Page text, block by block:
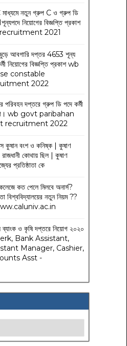
নতুন গ্রুপ C ও গ্রুপ ডি
নিয়োগের বিজ্ঞপ্তি প্রকাশ
2021
আবগারি দপ্তর 4653 শূন্য
নিয়োগের বিজ্ঞপ্তি প্রকাশ wb
constable
2022
পরিবহন দপ্তরে গ্রুপ ডি পদে কর্মী
wb govt paribahan
recruitment 2022
কুষান বংশ ও কনিষ্ক | কুষাণ
রাজধানী কোথায় ছিল | কুষাণ
প্রতিষ্ঠাতা কে
কত পেলে মিলবে অনার্স?
বিশ্ববিদ্যালয়ের নতুন নিয়ম??
ব্যাংক ও কৃষি দপ্তরে নিয়োগ ২০২০
Bank Assistant,
Manager, Cashier,
Asst -